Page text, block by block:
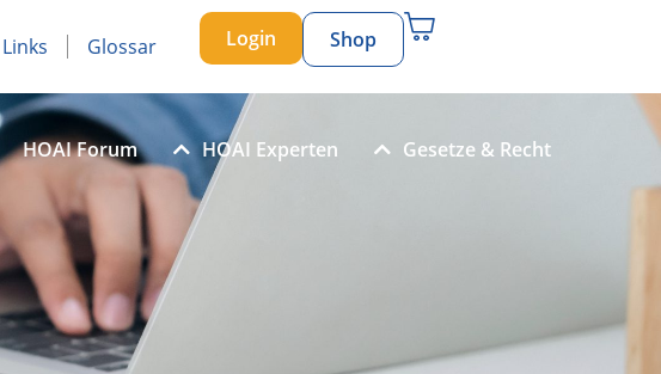
Links Glossar Login Shop
HOAI Forum HOAI Experten Gesetze & Recht